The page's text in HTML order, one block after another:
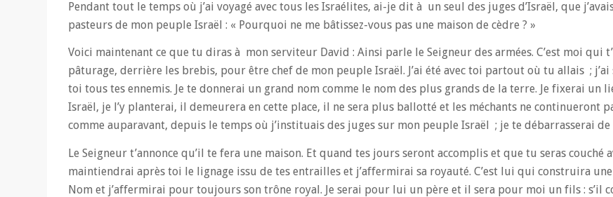
Pendant tout le temps où j’ai voyagé avec tous les Israélites, ai-je dit à un seul des juges d’Israël, que
pasteurs de mon peuple Israël : « Pourquoi ne me bâtissez-vous pas une maison de cèdre ? »
Voici maintenant ce que tu diras à mon serviteur David : Ainsi parle le Seigneur des armées. C’est moi qui
pâturage, derrière les brebis, pour être chef de mon peuple Israël. J’ai été avec toi partout où tu allais ;
toi tous tes ennemis. Je te donnerai un grand nom comme le nom des plus grands de la terre. Je fixerai un
Israël, je l’y planterai, il demeurera en cette place, il ne sera plus ballotté et les méchants ne continueront
comme auparavant, depuis le temps où j’instituais des juges sur mon peuple Israël ; je te débarrasserai de
Le Seigneur t’annonce qu’il te fera une maison. Et quand tes jours seront accomplis et que tu seras couché
maintiendrai après toi le lignage issu de tes entrailles et j’affermirai sa royauté. C’est lui qui construira
Nom et j’affermirai pour toujours son trône royal. Je serai pour lui un père et il sera pour moi un fils : s’il